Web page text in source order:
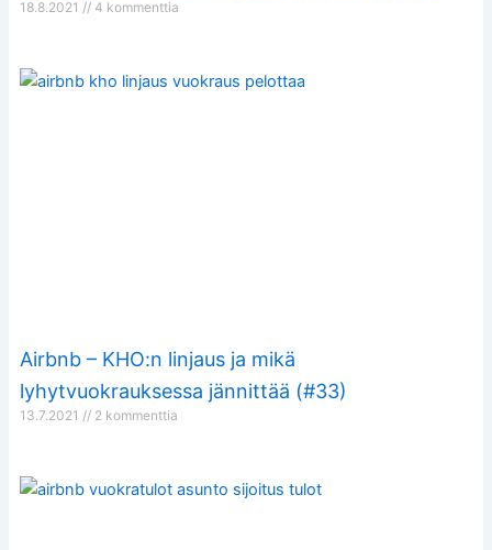
18.8.2021 4 kommenttia
Airbnb – KHO:n linjaus ja mikä
lyhytvuokrauksessa jännittää (#33)
13.7.2021 2 kommenttia